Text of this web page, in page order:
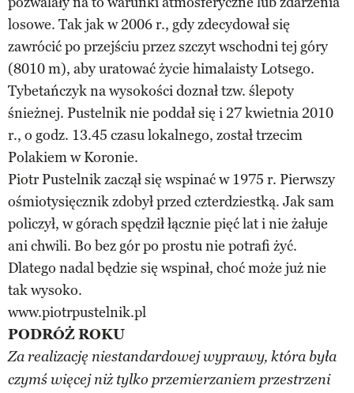
losowe. Tak jak w 2006 r., gdy zdecydował się
zawrócić po przejściu przez szczyt wschodni tej góry
(8010 m), aby uratować życie himalaisty Lotsego.
Tybetańczyk na wysokości doznał tzw. ślepoty
śnieżnej. Pustelnik nie poddał się i 27 kwietnia 2010
r., o godz. 13.45 czasu lokalnego, został trzecim
Polakiem w Koronie.
Piotr Pustelnik zaczął się wspinać w 1975 r. Pierwszy
ośmiotysięcznik zdobył przed czterdziestką. Jak sam
policzył, w górach spędził łącznie pięć lat i nie żałuje
ani chwili. Bo bez gór po prostu nie potrafi żyć.
Dlatego nadal będzie się wspinał, choć może już nie
tak wysoko.
www.piotrpustelnik.pl
PODRÓŻ ROKU
Za realizację niestandardowej wyprawy, która była
czymś więcej niż tylko przemierzaniem przestrzeni